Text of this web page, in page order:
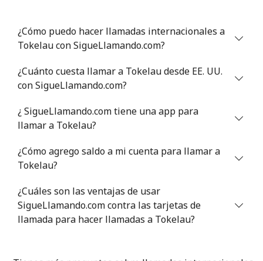
Celular ⁦21.5¢⁩ 46 min por ⁦$10⁩
Línea fija
Celular ⁦112.5¢⁩
Turkey
Línea fija ⁦4.1¢⁩
Celular ⁦30.5¢⁩ 32 min por ⁦$10⁩
¿Cómo puedo hacer llamadas internacionales a
Tokelau con SigueLlamando.com?
¿Cuánto cuesta llamar a Tokelau desde EE. UU.
con SigueLlamando.com?
¿ SigueLlamando.com tiene una app para
llamar a Tokelau?
¿Cómo agrego saldo a mi cuenta para llamar a
Tokelau?
¿Cuáles son las ventajas de usar
SigueLlamando.com contra las tarjetas de
llamada para hacer llamadas a Tokelau?